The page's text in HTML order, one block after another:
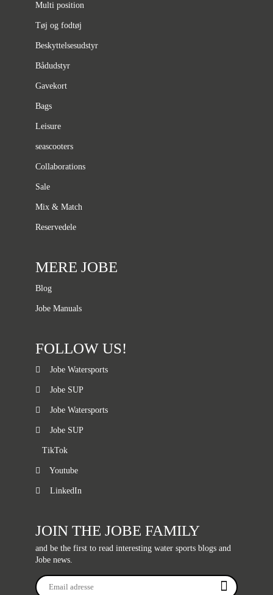
Multi position
Tøj og fodtøj
Beskyttelsesudstyr
Bådudstyr
Gavekort
Bags
Leisure
seascooters
Collaborations
Sale
Mix & Match
Reservedele
MERE JOBE
Blog
Jobe Manuals
FOLLOW US!
Jobe Watersports
Jobe SUP
Jobe Watersports
Jobe SUP
TikTok
Youtube
LinkedIn
JOIN THE JOBE FAMILY
and be the first to read interesting water sports blogs and
Jobe news.